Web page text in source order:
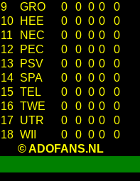
9
GRO 0 0 0 0
0
10
HEE 0 0 0 0
0
11
NEC 0 0 0 0
0
12
PEC 0 0 0 0
0
13
PSV 0 0 0 0
0
14 SPA 0 0 0 0
0
15 TEL 0 0 0 0
0
16 TWE 0 0 0 0
0
17 UTR 0 0 0 0
0
18 WII 0 0 0 0
0
© ADOFANS.NL